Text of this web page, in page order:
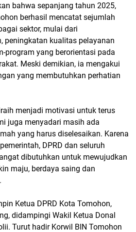
bahwa sepanjang tahun 2025,
berhasil mencatat sejumlah
sektor, mulai dari
peningkatan kualitas pelayanan
program yang berorientasi pada
Meski demikian, ia mengakui
yang membutuhkan perhatian
menjadi motivasi untuk terus
juga menyadari masih ada
yang harus diselesaikan. Karena
DPRD dan seluruh
dibutuhkan untuk mewujudkan
maju, berdaya saing dan
Ketua DPRD Kota Tomohon,
didampingi Wakil Ketua Donal
Turut hadir Korwil BIN Tomohon